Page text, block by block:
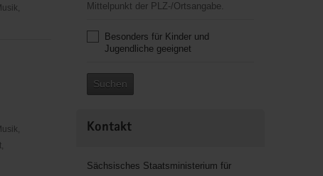
Mittelpunkt der PLZ-/Ortsangabe.
Besonders für Kinder und
Jugendliche geeignet
Suchen
Kontakt
Sächsisches Staatsministerium für